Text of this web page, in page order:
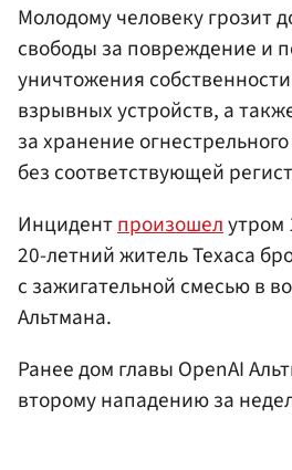
Молодому человеку грозит
свободы за повреждение и
уничтожения
взрывных устройств, а
за хранение
без соответствующей
Инцидентпроизошелутром
20-летний житель Техаса
с зажигательной смесью в
Альтмана.
Ранее дом главы OpenAI
второму нападению за